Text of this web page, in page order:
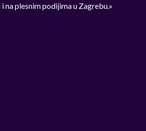
na plesnim podijima u Zagrebu.»